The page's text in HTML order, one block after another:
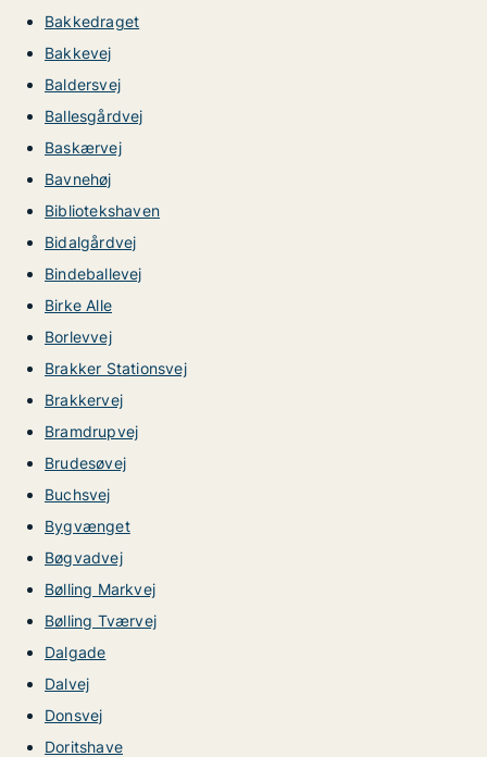
Bakkedraget
Bakkevej
Baldersvej
Ballesgårdvej
Baskærvej
Bavnehøj
Bibliotekshaven
Bidalgårdvej
Bindeballevej
Birke Alle
Borlevvej
Brakker Stationsvej
Brakkervej
Bramdrupvej
Brudesøvej
Buchsvej
Bygvænget
Bøgvadvej
Bølling Markvej
Bølling Tværvej
Dalgade
Dalvej
Donsvej
Doritshave